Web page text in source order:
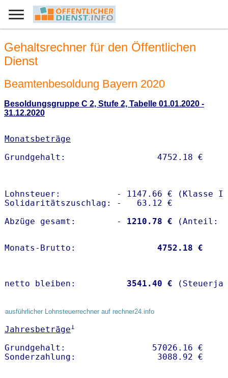
Gehaltsrechner für den Öffentlichen
Dienst
Beamtenbesoldung Bayern 2020
Besoldungsgruppe C 2, Stufe 2, Tabelle 01.01.2020 -
31.12.2020
Monatsbeträge
Lohnsteuer:           - 1147.66 € (Klasse I)
Solidaritätszuschlag: -   63.12 €
Abzüge gesamt:        -
1210.78 €
Monats-Brutto: 4752.18 €
netto bleiben: 3541.40 €
ausführlicher Lohnsteuerrechner auf rechner24.info
Jahresbeträge1
Grundgehalt:                 57026.16 €